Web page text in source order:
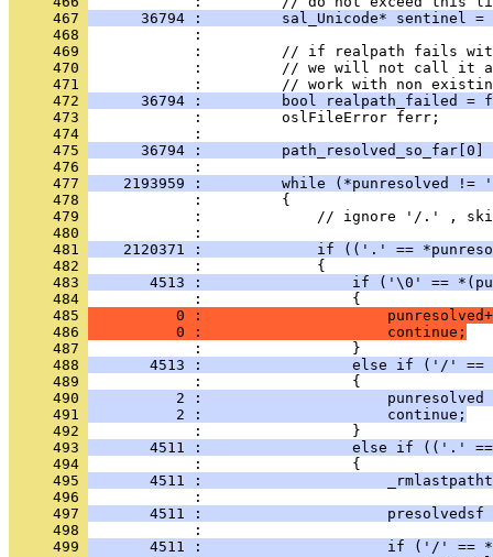
     467
36794 :         sal_Unicode* sentinel
     468
     469
     470
     471
     472
36794 :         bool realpath_failed =
     473
     474
     475
36794 :         path_resolved_so_far[0]
     476
     477
2193959 :         while (*punresolved !=
     478
     479
     480
     481
2120371 :             if (('.' ==
     482
     483
4513 :                 if ('\0' ==
     484
     485
0 :
     486
          0 :                     continue;
     487
     488
4513 :                 else if ('/' ==
     489
     490
2 :                     punresolved
     491
          2 :                     continue;
     492
     493
4511 :                 else if (('.'
     494
     495
4511 :
     496
     497
4511 :
     498
     499
4511 :                     if ('/' ==